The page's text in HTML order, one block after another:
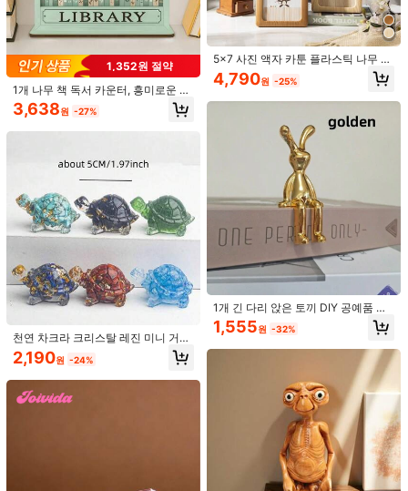
리 장식, 크리스마스 탁상 장식 선물,
홈 데코, 주방 데코, 룸 데코, 파티 데
코, 장식 공예, 책상 장식, 식탁 중앙 장
식, 파티 선물, 크리스마스 장식, 침실
생일 선물, 가장 친한 친구/반 친구 생
일 선물
#7 TOP 3위 홀리데이&파티 장식 공예
6,068원 -44% 마지막 3일
2개 로맨틱한 키스하는 커플 피규어
풍선 포함, 접착식 베이스가 있는 자동
차 대시보드 장식품, 크리스마스, 발렌
타인데이 & 기념일 커플을 위한 이상
적인 로맨틱 선물
2,872원 -40%
1,352원 절약
1개 나무 책 독서 카운터, 흥미로운 데
스크탑 달력 장식, 수제 나무 공예
3,638원 -27%
천연 차크라 크리스탈 레진 미니 거북
이 장식품, 여성용 선물, 방 침실 거실
책상 벽 테이블 홈 데코, 힐링 크리스
공간용 작고 귀여운 데스크탑 크리스
탈 장식품
2,190원 -24%
5x7 사진 액자 카툰 플라스틱 나무 질
감, 벽 또는 탁상 디스플레이용, 홈 데
코레이션 최고의 선물
4,790원 -25%
1개 긴 다리 앉은 토끼 DIY 공예품 종
이 상자 보관함 손잡이 자동차 소형 장
식품 욕실 선반 장식품 최고의 선물
1,555원 -32%